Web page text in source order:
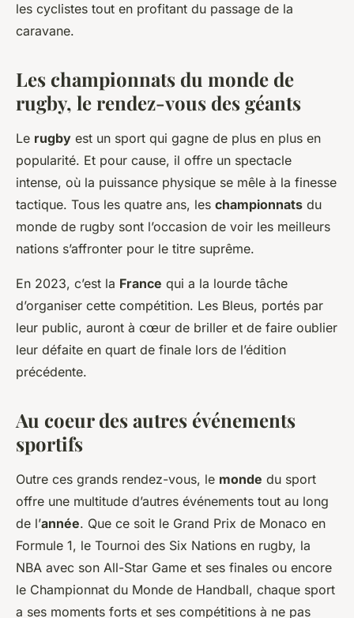
les cyclistes tout en profitant du passage de la
caravane.
Les championnats du monde de
rugby, le rendez-vous des géants
Le rugby est un sport qui gagne de plus en plus en
popularité. Et pour cause, il offre un spectacle
intense, où la puissance physique se mêle à la finesse
tactique. Tous les quatre ans, les championnats du
monde de rugby sont l’occasion de voir les meilleurs
nations s’affronter pour le titre suprême.
En 2023, c’est la France qui a la lourde tâche
d’organiser cette compétition. Les Bleus, portés par
leur public, auront à cœur de briller et de faire oublier
leur défaite en quart de finale lors de l’édition
précédente.
Au coeur des autres événements
sportifs
Outre ces grands rendez-vous, le monde du sport
offre une multitude d’autres événements tout au long
de l’année. Que ce soit le Grand Prix de Monaco en
Formule 1, le Tournoi des Six Nations en rugby, la
NBA avec son All-Star Game et ses finales ou encore
le Championnat du Monde de Handball, chaque sport
a ses moments forts et ses compétitions à ne pas